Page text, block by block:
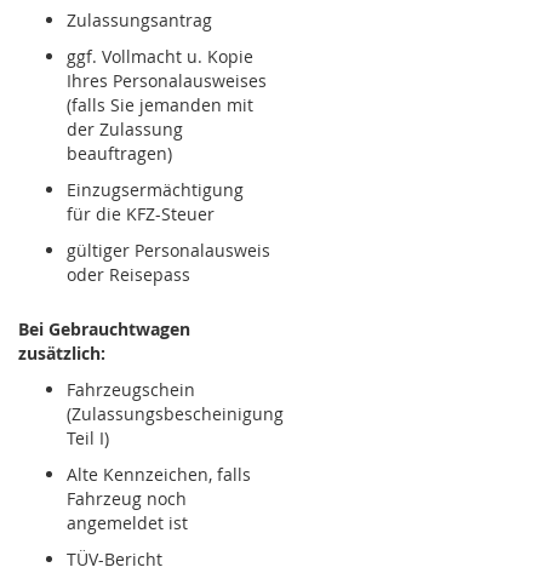
Zulassungsantrag
ggf. Vollmacht u. Kopie
Ihres Personalausweises
(falls Sie jemanden mit
der Zulassung
beauftragen)
Einzugsermächtigung
für die KFZ-Steuer
gültiger Personalausweis
oder Reisepass
Bei Gebrauchtwagen
zusätzlich:
Fahrzeugschein
(Zulassungsbescheinigung
Teil I)
Alte Kennzeichen, falls
Fahrzeug noch
angemeldet ist
TÜV-Bericht